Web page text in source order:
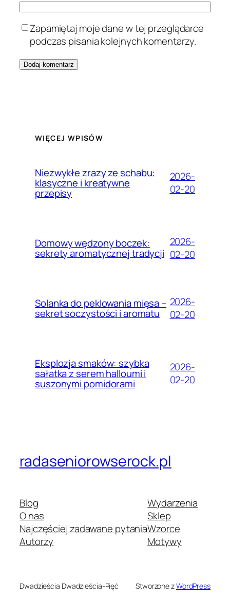
Zapamiętaj moje dane w tej przeglądarce
podczas pisania kolejnych komentarzy.
WIĘCEJ WPISÓW
Niezwykłe zrazy ze schabu:
klasyczne i kreatywne
przepisy
2026-
02-20
Domowy wędzony boczek:
sekrety aromatycznej tradycji
2026-
02-20
Solanka do peklowania mięsa –
sekret soczystości i aromatu
2026-
02-20
Eksplozja smaków: szybka
sałatka z serem halloumi i
suszonymi pomidorami
2026-
02-20
radaseniorowserock.pl
Blog
O nas
Najczęściej zadawane pytania
Autorzy
Wydarzenia
Sklep
Wzorce
Motywy
Dwadzieścia Dwadzieścia-Pięć Stworzone zWordPress